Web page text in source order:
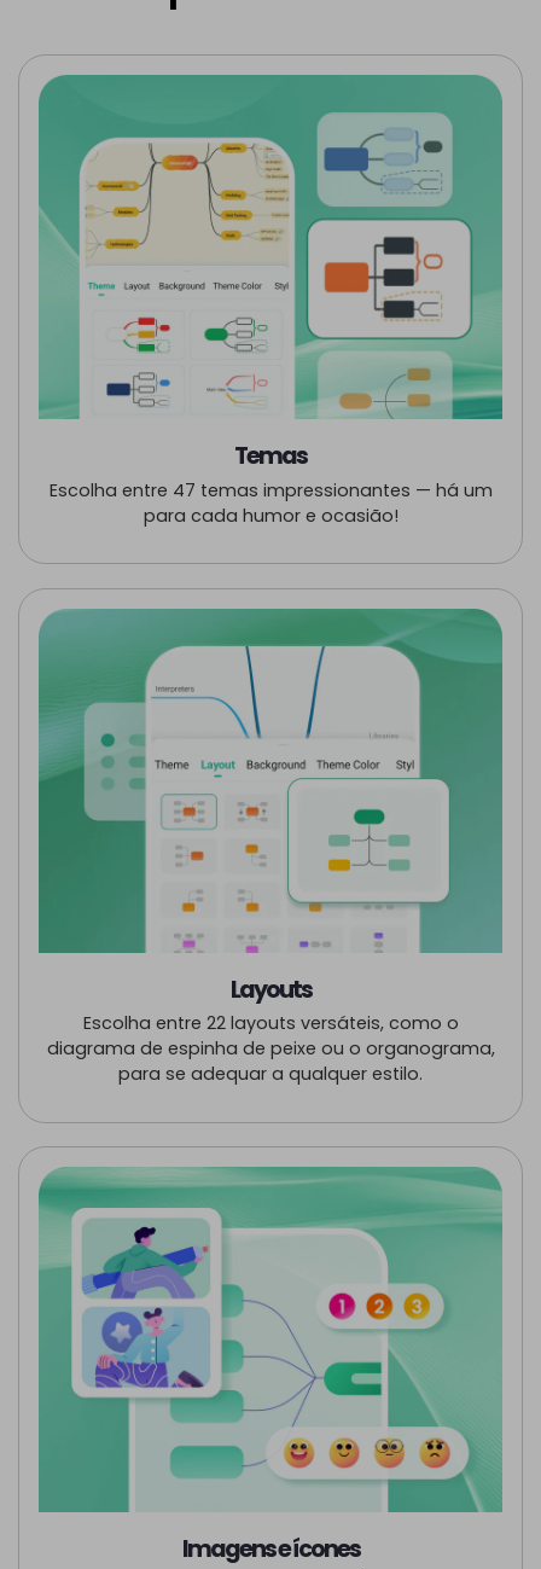
Temas
Escolha entre 47 temas impressionantes — há um
para cada humor e ocasião!
Layouts
Escolha entre 22 layouts versáteis, como o
diagrama de espinha de peixe ou o organograma,
para se adequar a qualquer estilo.
Imagens e ícones